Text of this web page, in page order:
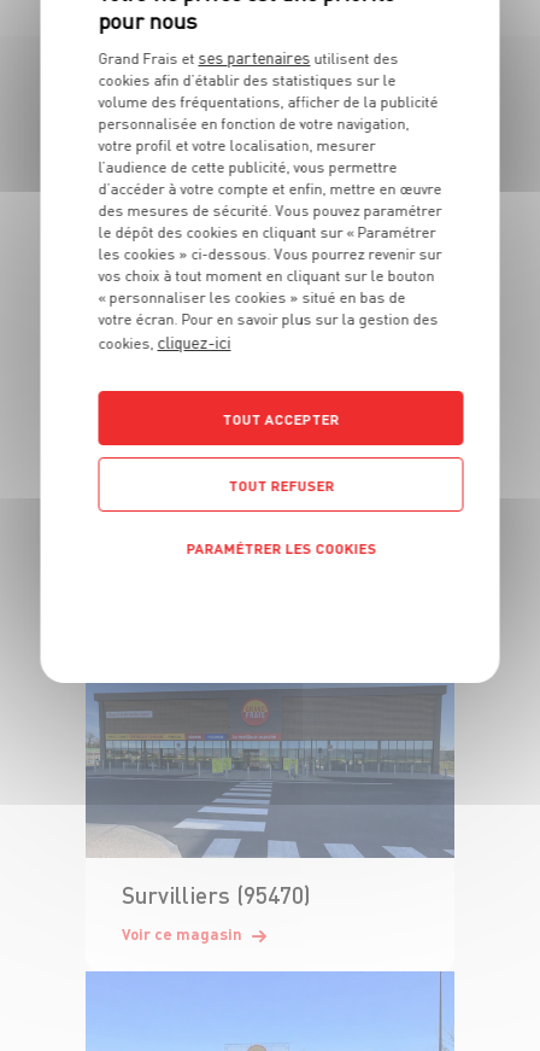
LES MAGASINS
À PROXIMITÉ
Vous souhaitez connaitre les magasins proches de votre
Grand Frais habituel ? Trouvez ci-dessous ceux qui sont les
plus proches !
Monchy Saint Eloi (60290)
Survilliers (95470)
Voir ce magasin
Grand Frais et ses partenaires utilisent des
cookies afin d’établir des statistiques sur le
volume des fréquentations, afficher de la publicité
personnalisée en fonction de votre navigation,
votre profil et votre localisation, mesurer
l’audience de cette publicité, vous permettre
d’accéder à votre compte et enfin, mettre en œuvre
des mesures de sécurité. Vous pouvez paramétrer
le dépôt des cookies en cliquant sur « Paramétrer
les cookies » ci-dessous. Vous pourrez revenir sur
vos choix à tout moment en cliquant sur le bouton
« personnaliser les cookies » situé en bas de
votre écran. Pour en savoir plus sur la gestion des
cookies, cliquez-ici
TOUT ACCEPTER
TOUT REFUSER
PARAMÉTRER LES COOKIES